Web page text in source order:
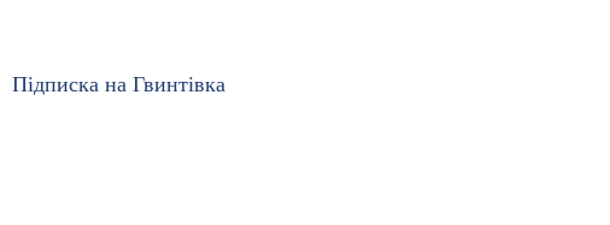
Підписка на Гвинтівка